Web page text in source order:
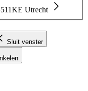
Utrecht
Sluit venster